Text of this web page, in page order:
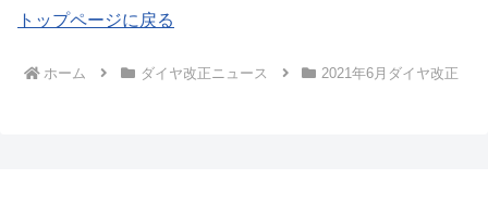
トップページに戻る
ホーム ダイヤ改正ニュース 2021年6月ダイヤ改正